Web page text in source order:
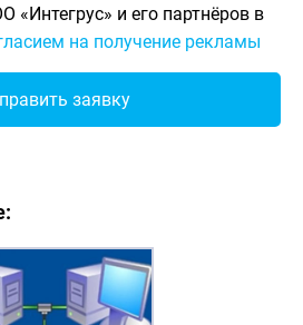
«Интегрус» и его партнёров в
на получение рекламы